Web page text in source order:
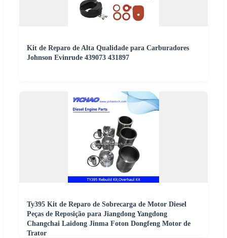
Kit de Reparo de Alta Qualidade para Carburadores
Johnson Evinrude 439073 431897
Ty395 Kit de Reparo de Sobrecarga de Motor Diesel
Peças de Reposição para Jiangdong Yangdong
Changchai Laidong Jinma Foton Dongfeng Motor de
Trator